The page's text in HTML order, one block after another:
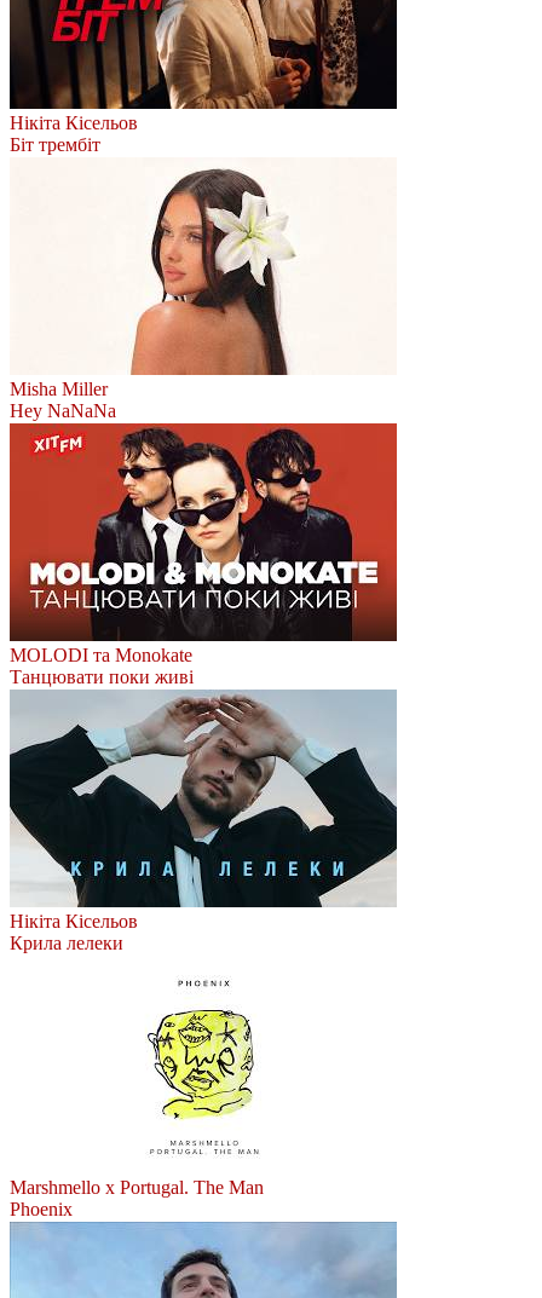
Нікіта Кісельов
Біт трембіт
Misha Miller
Hey NaNaNa
MOLODI та Monokate
Танцювати поки живі
Нікіта Кісельов
Крила лелеки
Marshmello x Portugal. The Man
Phoenix